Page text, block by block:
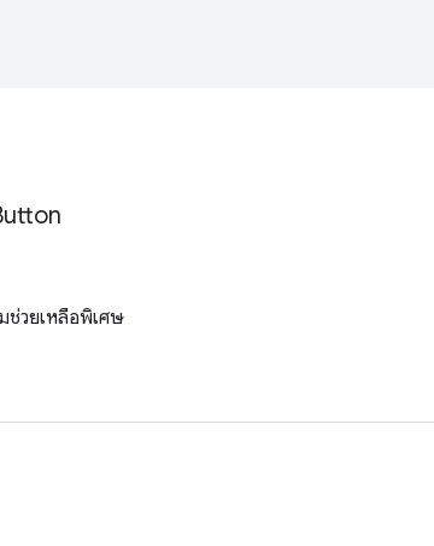
ช่วยเหลือพิเศษ